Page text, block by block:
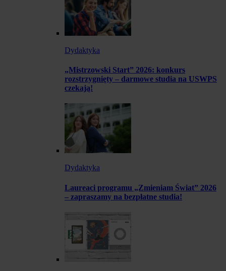
Dydaktyka
„Mistrzowski Start” 2026: konkurs
rozstrzygnięty – darmowe studia na USWPS
czekają!
Dydaktyka
Laureaci programu „Zmieniam Świat” 2026
– zapraszamy na bezpłatne studia!